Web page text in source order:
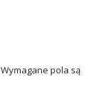
Wymagane pola są